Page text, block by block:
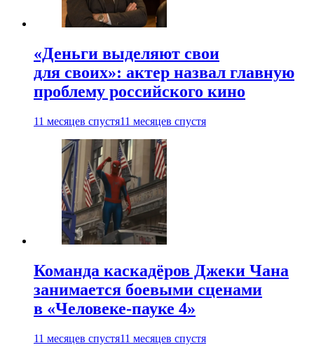
«Деньги выделяют свои
для своих»: актер назвал главную
проблему российского кино
11 месяцев спустя11 месяцев спустя
Команда каскадёров Джеки Чана
занимается боевыми сценами
в «Человеке-пауке 4»
11 месяцев спустя11 месяцев спустя